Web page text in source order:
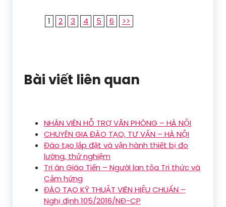
1 2 3 4 5 6 >>
Bài viết liên quan
NHÂN VIÊN HỖ TRỢ VĂN PHÒNG – HÀ NỘI
CHUYÊN GIA ĐÀO TẠO, TƯ VẤN – HÀ NỘI
Đào tạo lắp đặt và vận hành thiết bị đo
lường, thử nghiệm
Tri ân Giáo Tiến – Người lan tỏa Tri thức và
Cảm hứng
ĐÀO TẠO KỸ THUẬT VIÊN HIỆU CHUẨN –
Nghị định 105/2016/NĐ-CP